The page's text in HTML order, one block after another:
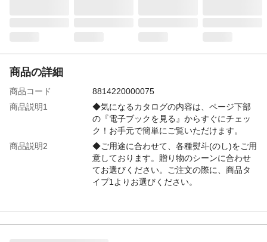
商品の詳細
商品コード
8814220000075
商品説明1
◆気になるカタログの内容は、ページ下部
の『電子ブックを見る』からすぐにチェッ
ク！お手元で簡単にご覧いただけます。
商品説明2
◆ご用途に合わせて、各種熨斗(のし)をご用
意しております。贈り物のシーンに合わせ
てお選びください。ご注文の際に、商品タ
イプ1よりお選びください。
注意事項1
●商品ラインナップはコースにより異なりま
す。●また掲載商品や誌面等はリニューアル